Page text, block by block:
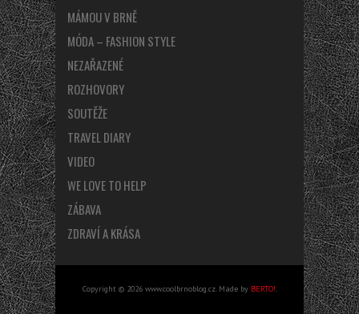
MÁMOU V BRNĚ
MÓDA – FASHION STYLE
NEZAŘAZENÉ
ROZHOVORY
SOUTĚŽE
TRAVEL DIARY
VIDEO
WE LOVE TO HELP
ZÁBAVA
ZDRAVÍ A KRÁSA
Copyright © 2026 www.coolbrnoblog.cz. Made by BERTO!.